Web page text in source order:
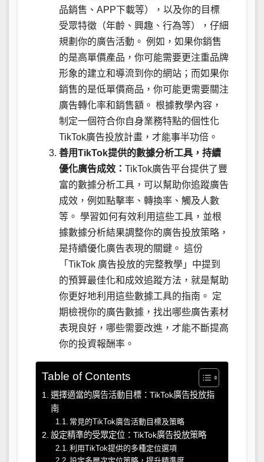
品銷售、APP下載等），以及你的目標
受眾特徵（年齡、興趣、行為等），仔細
規劃你的廣告活動。 例如，如果你銷售
的是高單價產品，你可能需要更注重品牌
形象的建立和導流到你的網站；而如果你
銷售的是低單價商品，你可能更需要關注
廣告轉化率和銷售額。 根據教學內容，
制定一個符合你自身業務特點的個性化
TikTok廣告投放計畫，才能事半功倍。
善用TikTok提供的數據分析工具，持續
優化廣告成效： TikTok廣告平台提供了豐
富的數據分析工具，可以幫助你追蹤廣告
成效，例如點擊率、轉換率、觸及人數
等。 學習如何有效利用這些工具，並根
據數據分析結果調整你的廣告投放策略，
是持續優化廣告表現的關鍵。 這份
「TikTok 廣告投放的完整教學」中提到
的預算最佳化和成效追蹤方法，就是幫助
你更好地利用這些數據工具的指南。 定
期檢視你的廣告數據，找出哪些廣告素材
表現良好，哪些需要改進，才能不斷提高
你的投資報酬率。
Table of Contents
選擇適當的廣告活動目標：TikTok廣告投放指
南
常見的TikTok廣告活動目標及策略
設定精準的受眾定位：TikTok廣告投放策略
利用TikTok提供的多種定位選項